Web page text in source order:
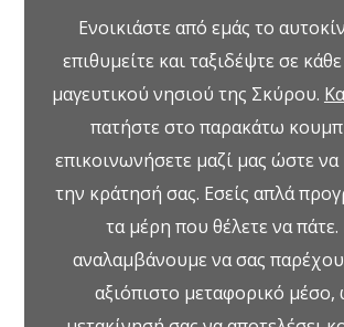
Ενοικιάστε από εμάς το
επιθυμείτε και ταξιδέψτε σε
μαγευτικού νησιού της Σκύρου.
πατήστε στο παρακάτω
επικοινωνήσετε μαζί μας ώστε να
την κράτησή σας. Εσείς απλά
τα μέρη που θέλετε να πάτε.
αναλαμβάνουμε να σας
αξιόπιστο μεταφορικό μέσο,